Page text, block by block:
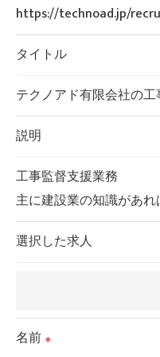
ません。
＜個人情報の委託につ
当社では、利用目的
個人情報を外部に委
これらの委託先に対し
置をとり、適切な監
＜個人情報の安全管理
当社では、個人情報
切に安全管理対策を実
必要な情報を頂けな
のサービスをご提供で
https://technoad.jp/
タイトル
テクノアド有限会社の
説明
工事監督支援業務
主に建設業の知識があれ
選択した求人
名前 ※